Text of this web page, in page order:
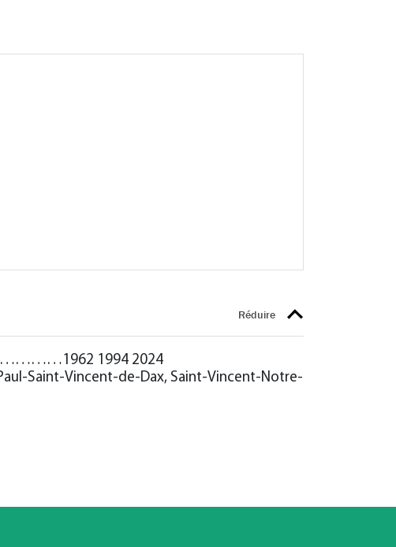
1994 2024
Saint-Vincent-de-Dax, Saint-Vincent-Notre-